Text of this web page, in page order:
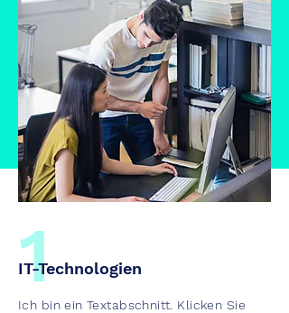
Ich bin ein Textabschnitt. Klicken Sie
1
IT-Technologien